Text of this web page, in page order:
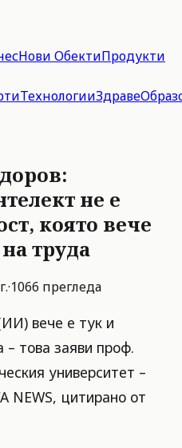
Нови ОбектиПродукти
ТехнологииЗдраве
не е
която вече
труда
·1066 прегледа
вече е тук и
– това заяви проф.
университет –
NEWS, цитирано от